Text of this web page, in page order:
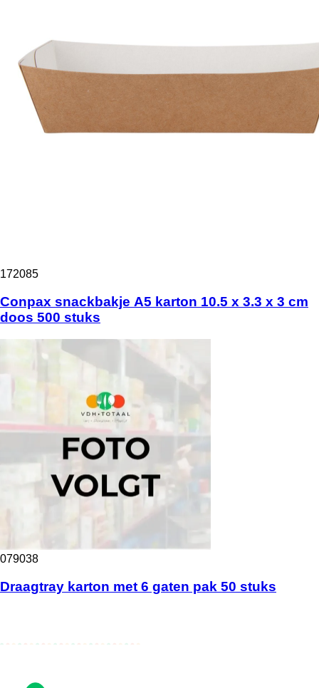
172085
Conpax snackbakje A5 karton 10.5 x 3.3 x 3 cm
doos 500 stuks
079038
Draagtray karton met 6 gaten pak 50 stuks